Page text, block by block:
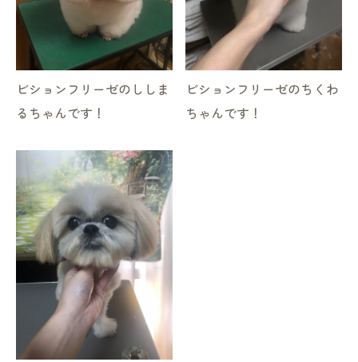
ビションフリーゼのししま
るちゃんです！
ビションフリーゼのちくわ
ちゃんです！